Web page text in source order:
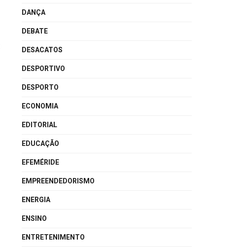
DANÇA
DEBATE
DESACATOS
DESPORTIVO
DESPORTO
ECONOMIA
EDITORIAL
EDUCAÇÃO
EFEMÉRIDE
EMPREENDEDORISMO
ENERGIA
ENSINO
ENTRETENIMENTO